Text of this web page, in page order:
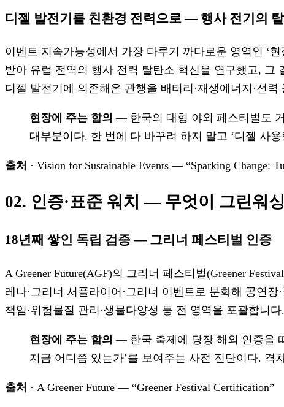
디젤 발전기를 친환경 전력으로 — 행사 전기의
이벤트 지속가능성에서 가장 다루기 까다로운 영역인 ‘
받아 유럽 전역의 행사 전력 탈탄소 혁신을 연구했고, 그
디젤 발전기에 의존해온 관행을 배터리·재생에너지·전
현장에 주는 함의 — 한국의 대형 야외 페스티벌도
대부분이다. 한 번에 다 바꾸려 하지 말고 ‘디젤 사
출처 · Vision for Sustainable Events — “Sparking Change:
02. 인증·표준 워치 — 무엇이 그린워
18년째 쌓인 독립 검증 — 그리너 페스티벌 인증
A Greener Future(AGF)의 그리너 페스티벌(Greener
레나·그리너 서플라이어·그리너 이벤트로 분화해 공연장
책임·위험물질 관리·생물다양성 등 전 영역을 포괄합니다.
현장에 주는 함의 — 한국 축제에 당장 해외 인증을
지금 어디쯤 있는가’를 보여주는 사전 진단이다. 격
출처 · A Greener Future — “Greener Festival Certification”